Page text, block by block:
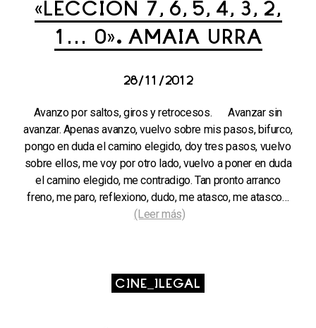
«LECCIÓN 7, 6, 5, 4, 3, 2,
1… 0». AMAIA URRA
28/11/2012
Avanzo por saltos, giros y retrocesos. Avanzar sin
avanzar. Apenas avanzo, vuelvo sobre mis pasos, bifurco,
pongo en duda el camino elegido, doy tres pasos, vuelvo
sobre ellos, me voy por otro lado, vuelvo a poner en duda
el camino elegido, me contradigo. Tan pronto arranco
freno, me paro, reflexiono, dudo, me atasco, me atasco…
(Leer más)
CINE_ILEGAL